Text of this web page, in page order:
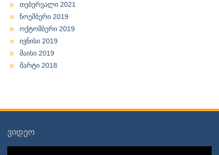
თებერვალი 2021
ნოემბერი 2019
ოქტომბერი 2019
ივნისი 2019
მაისი 2019
მარტი 2018
ვიდეო